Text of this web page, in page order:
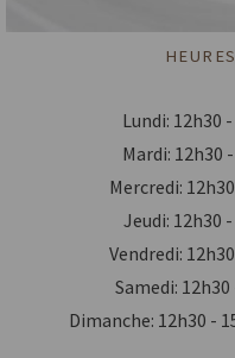
Lundi: 12h30
Mardi: 12h30
Mercredi:
Jeudi: 12h30
Vendredi:
Samedi:
Dimanche: 12h30 -